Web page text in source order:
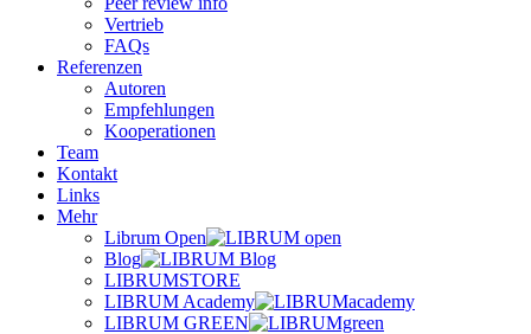
Vertrieb
FAQs
Referenzen
Autoren
Empfehlungen
Kooperationen
Team
Kontakt
Links
Mehr
Librum Open
Blog
LIBRUMSTORE
LIBRUM Academy
LIBRUM GREEN